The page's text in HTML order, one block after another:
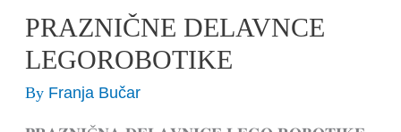
PRAZNIČNE DELAVNCE
LEGOROBOTIKE
By Franja Bučar
PRAZNIČNE
DELAVNCE